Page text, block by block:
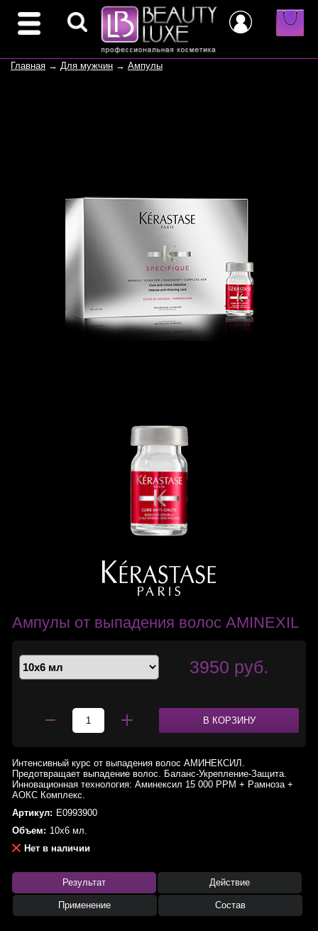
Главная → Для мужчин → Ампулы
Ампулы от выпадения волос AMINEXIL
3950 руб.
В КОРЗИНУ
Интенсивный курс от выпадения волос АМИНЕКСИЛ.
Предотвращает выпадение волос. Баланс-Укрепление-Защита.
Инновационная технология: Аминексил 15 000 PPM + Рамноза +
АОКС Комплекс.
Артикул: E0993900
Объем: 10x6 мл.
Нет в наличии
Результат Действие
Применение Состав